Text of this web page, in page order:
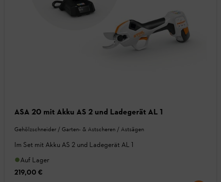
ASA 20 mit Akku AS 2 und Ladegerät AL 1
Gehölzschneider / Garten- & Astscheren / Astsägen
Im Set mit Akku AS 2 und Ladegerät AL 1
Auf Lager
219,00 €